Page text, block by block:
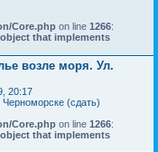
Core.php on line 1266:
that implements
возле моря. Ул.
20:17
(сдать)
Core.php on line 1266:
that implements